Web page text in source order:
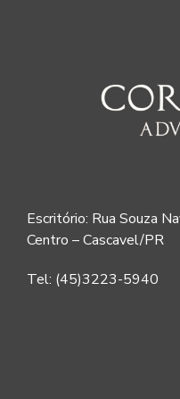
Escritório: Rua Souza
Centro – Cascavel/PR
Tel: (45)3223-5940